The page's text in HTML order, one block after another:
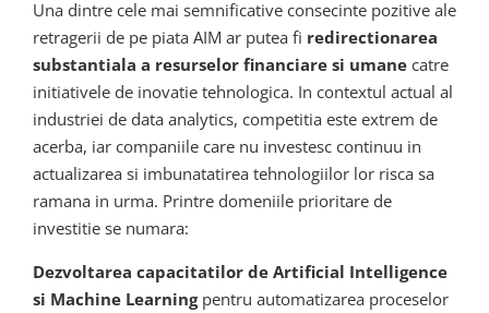
Una dintre cele mai semnificative consecinte pozitive ale
retragerii de pe piata AIM ar putea fi redirectionarea
substantiala a resurselor financiare si umane catre
initiativele de inovatie tehnologica. In contextul actual al
industriei de data analytics, competitia este extrem de
acerba, iar companiile care nu investesc continuu in
actualizarea si imbunatatirea tehnologiilor lor risca sa
ramana in urma. Printre domeniile prioritare de
investitie se numara:
Dezvoltarea capacitatilor de Artificial Intelligence
si Machine Learning pentru automatizarea proceselor